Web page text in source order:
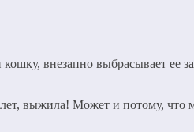
внезапно выбрасывает ее за
выжила! Может и потому, что